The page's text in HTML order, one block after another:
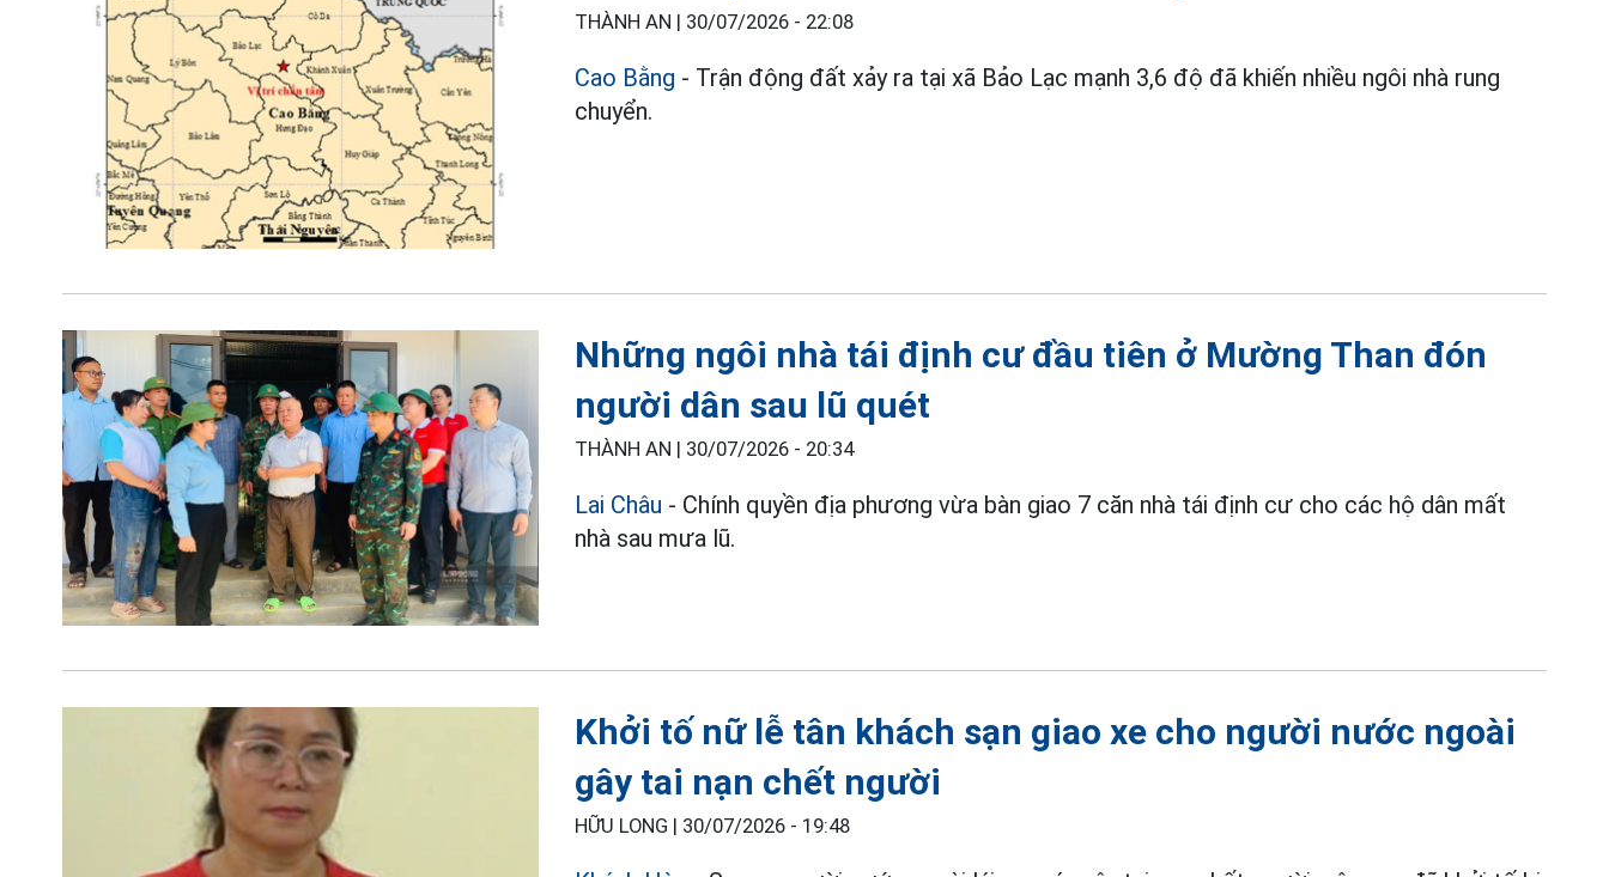
THÀNH AN | 30/07/2026 - 22:08
Cao Bằng - Trận động đất xảy ra tại xã Bảo Lạc mạnh 3,6 độ đã khiến nhiều ngôi nhà rung
chuyển.
Những ngôi nhà tái định cư đầu tiên ở Mường Than đón
người dân sau lũ quét
THÀNH AN | 30/07/2026 - 20:34
Lai Châu - Chính quyền địa phương vừa bàn giao 7 căn nhà tái định cư cho các hộ dân mất
nhà sau mưa lũ.
Khởi tố nữ lễ tân khách sạn giao xe cho người nước ngoài
gây tai nạn chết người
HỮU LONG | 30/07/2026 - 19:48